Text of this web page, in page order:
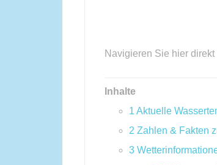
Navigieren Sie hier
Inhalte
1 Aktuelle
2 Zahlen & Fakten
3